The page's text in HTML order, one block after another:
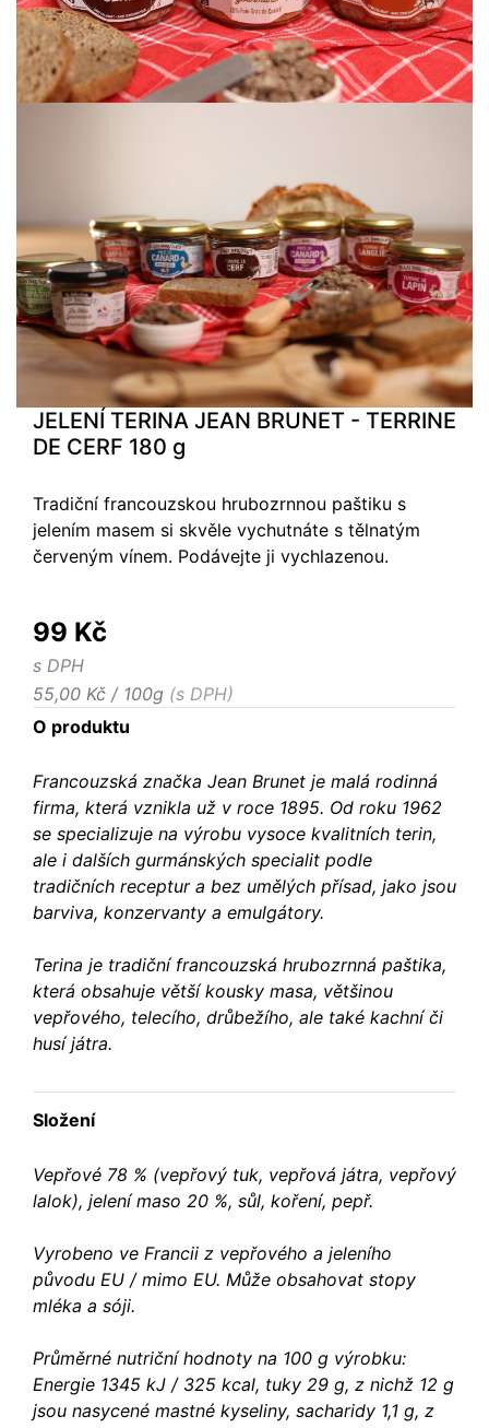
JELENÍ TERINA JEAN BRUNET - TERRINE
DE CERF 180 g
Tradiční francouzskou hrubozrnnou paštiku s
jelením masem si skvěle vychutnáte s tělnatým
červeným vínem. Podávejte ji vychlazenou.
99 Kč
s DPH
55,00 Kč / 100g (s DPH)
O produktu
Francouzská značka Jean Brunet je malá rodinná
firma, která vznikla už v roce 1895. Od roku 1962
se specializuje na výrobu vysoce kvalitních terin,
ale i dalších gurmánských specialit podle
tradičních receptur a bez umělých přísad, jako jsou
barviva, konzervanty a emulgátory.
Terina je tradiční francouzská hrubozrnná paštika,
která obsahuje větší kousky masa, většinou
vepřového, telecího, drůbežího, ale také kachní či
husí játra.
Složení
Vepřové 78 % (vepřový tuk, vepřová játra, vepřový
lalok), jelení maso 20 %, sůl, koření, pepř.
Vyrobeno ve Francii z vepřového a jeleního
původu EU / mimo EU. Může obsahovat stopy
mléka a sóji.
Průměrné nutriční hodnoty na 100 g výrobku:
Energie 1345 kJ / 325 kcal, tuky 29 g, z nichž 12 g
jsou nasycené mastné kyseliny, sacharidy 1,1 g, z